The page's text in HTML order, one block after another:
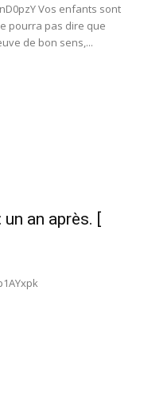
Vos enfants sont
pourra pas dire que
de bon sens,...
an après. [